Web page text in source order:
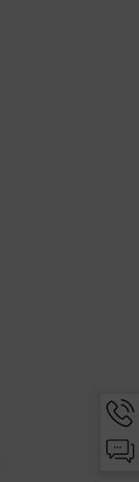
Chat-